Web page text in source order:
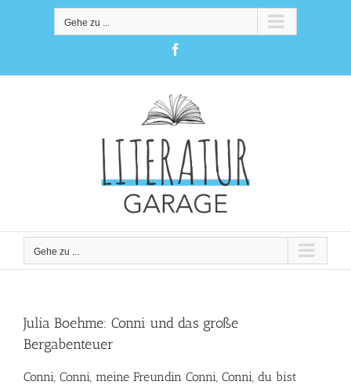
Gehe zu ...
Gehe zu ...
Julia Boehme: Conni und das große
Bergabenteuer
Conni, Conni, meine Freundin Conni, Conni, du bist